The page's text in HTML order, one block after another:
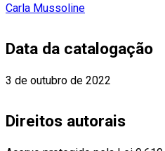
Carla Mussoline
Data da catalogação
3 de outubro de 2022
Direitos autorais